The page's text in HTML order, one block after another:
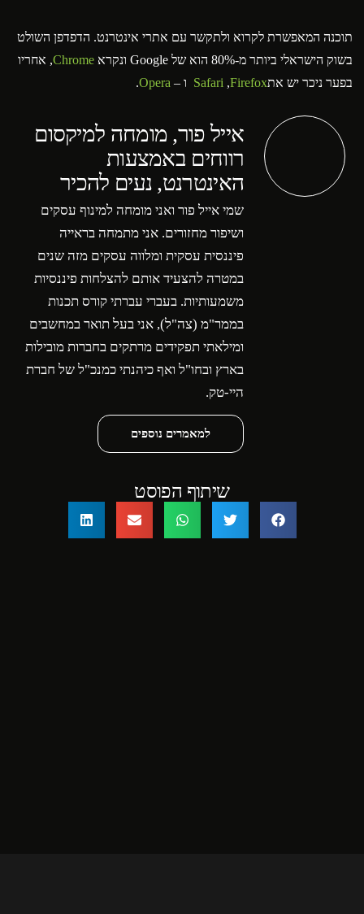
תוכנה המאפשרת לקרוא ולתקשר עם אתרי אינטרנט. הדפדפן השולט
בשוק הישראלי ביותר מ-80% הוא של Google ונקרא
Chrome, אחריו
בפער ניכר יש את
Safari ,Firefox ו – Opera
.
אייל פור, מומחה למיקסום
רווחים באמצעות
האינטרנט, נעים להכיר
שמי אייל פור ואני מומחה למינוף עסקים
ושיפור מחזורים. אני מתמחה בראייה
פיננסית עסקית ומלווה עסקים מזה שנים
במטרה להצעיד אותם להצלחות פיננסיות
משמעותיות. בעברי עברתי קורס תכנות
בממר"מ (צה"ל), אני בעל תואר במחשבים
ומילאתי תפקידים מרתקים בחברות מובילות
בארץ ובחו"ל ואף כיהנתי כמנכ"ל של חברת
היי-טק.
למאמרים נוספים
שיתוף הפוסט